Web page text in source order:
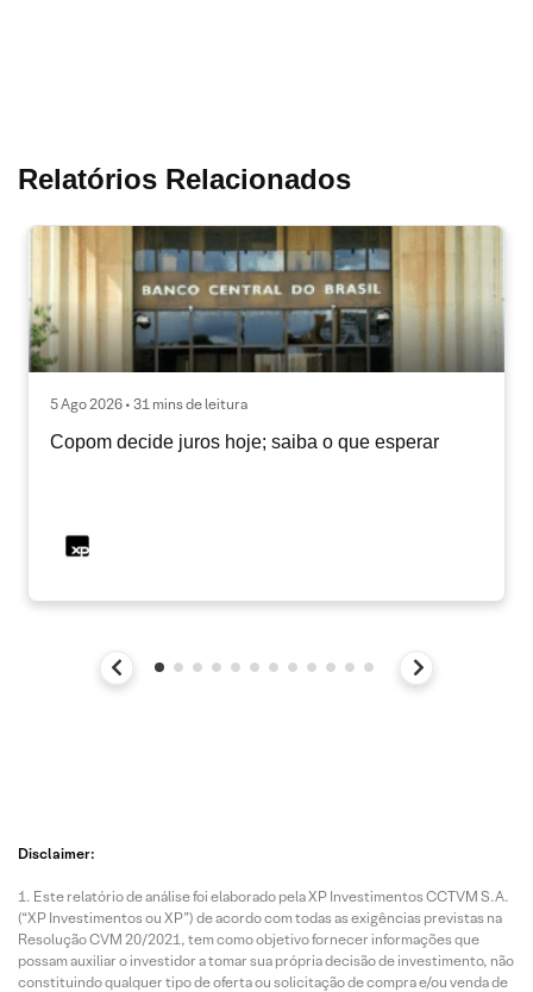
Relatórios Relacionados
5 Ago 2026 • 31 mins de leitura
Copom decide juros hoje; saiba o que esperar
Disclaimer:
Este relatório de análise foi elaborado pela XP Investimentos CCTVM S.A.
(“XP Investimentos ou XP”) de acordo com todas as exigências previstas na
Resolução CVM 20/2021, tem como objetivo fornecer informações que
possam auxiliar o investidor a tomar sua própria decisão de investimento, não
constituindo qualquer tipo de oferta ou solicitação de compra e/ou venda de